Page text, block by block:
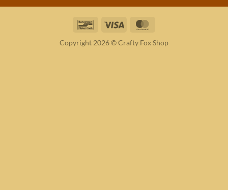
BancontactVisa
Copyright 2026 © Crafty Fox Shop